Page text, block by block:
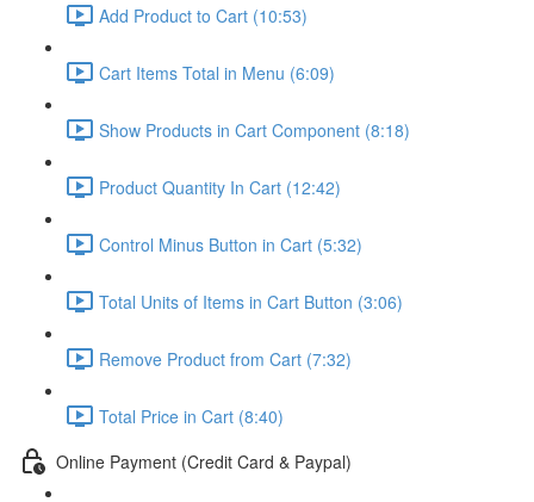
Add Product to Cart (10:53)
Cart Items Total in Menu (6:09)
Show Products in Cart Component (8:18)
Product Quantity In Cart (12:42)
Control Minus Button in Cart (5:32)
Total Units of Items in Cart Button (3:06)
Remove Product from Cart (7:32)
Total Price in Cart (8:40)
Online Payment (Credit Card & Paypal)